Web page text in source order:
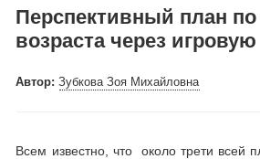
Перспективный план
возраста через
Автор:Зубкова Зоя Михайловна
Всем известно, что около трети всей